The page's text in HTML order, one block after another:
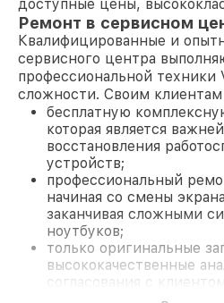
доступные цены,
Ремонт в сервисном
Квалифицированные и
сервисного центра
профессиональной техники
сложности. Своим
бесплатную
которая является
восстановления
устройств;
профессиональный
начиная со смены
заканчивая сложными
ноутбуков;
только оригинальные
высококачественные
согласования с
На все работы и